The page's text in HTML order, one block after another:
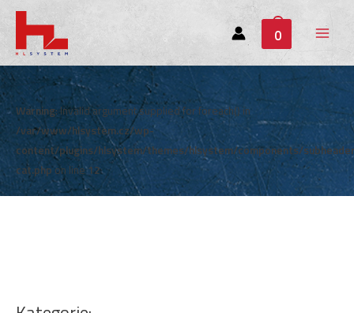
0
Main
Menu
Warning: Invalid argument supplied for foreach() in
/var/www/hlsystem.cz/wp-
content/plugins/hlsystem/themes/hlsystem/components/
cat.phpon line12